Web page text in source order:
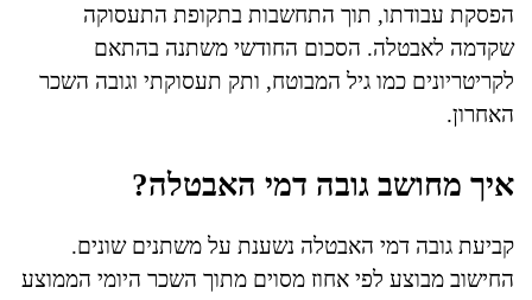
הפסקת עבודתו, תוך התחשבות בתקופת התעסוקה
שקדמה לאבטלה. הסכום החודשי משתנה בהתאם
לקריטריונים כמו גיל המבוטח, ותק תעסוקתי וגובה השכר
האחרון.
איך מחושב גובה דמי האבטלה?
קביעת גובה דמי האבטלה נשענת על משתנים שונים.
החישוב מבוצע לפי אחוז מסוים מתוך השכר היומי הממוצע